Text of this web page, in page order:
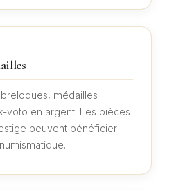
médailles
voto en argent. Les pièces
peuvent bénéficier